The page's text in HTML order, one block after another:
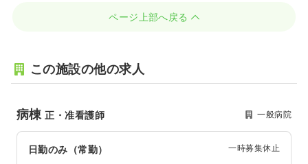
ページ上部へ戻る
この施設の他の求人
病棟正・准看護師 一般病院
日勤のみ（常勤） 一時募集休止